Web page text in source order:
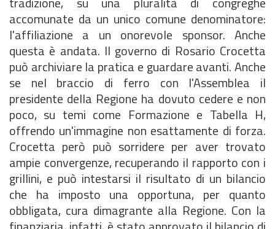
accomunate da un unico comune denominatore:
l'affiliazione a un onorevole sponsor. Anche
questa è andata. Il governo di Rosario Crocetta
può archiviare la pratica e guardare avanti. Anche
se nel braccio di ferro con l'Assemblea il
presidente della Regione ha dovuto cedere e non
poco, su temi come Formazione e Tabella H,
offrendo un'immagine non esattamente di forza.
Crocetta però può sorridere per aver trovato
ampie convergenze, recuperando il rapporto con i
grillini, e può intestarsi il risultato di un bilancio
che ha imposto una opportuna, per quanto
obbligata, cura dimagrante alla Regione. Con la